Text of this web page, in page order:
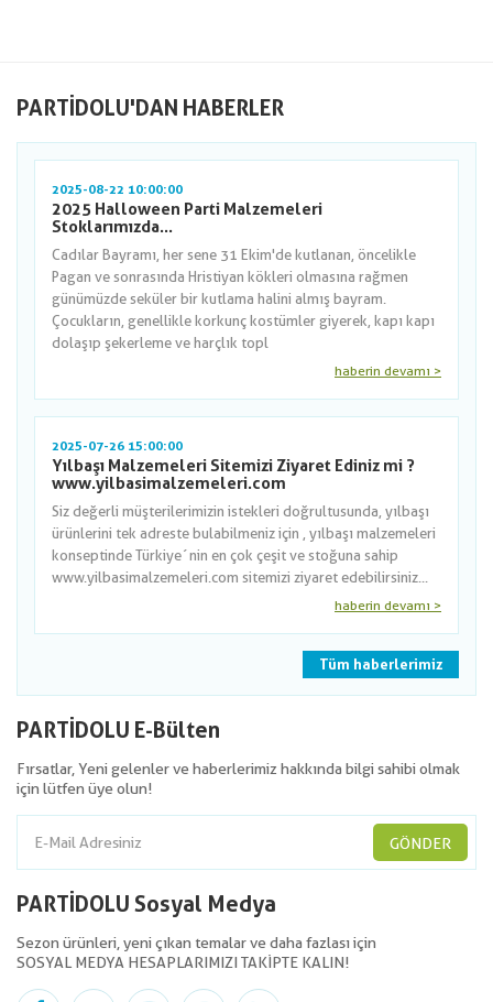
PARTIDOLU'DAN HABERLER
2025-08-22 10:00:00
2025 Halloween Parti Malzemeleri
Stoklarımızda...
Cadılar Bayramı, her sene 31 Ekim'de kutlanan, öncelikle
Pagan ve sonrasında Hristiyan kökleri olmasına rağmen
günümüzde seküler bir kutlama halini almış bayram.
Çocukların, genellikle korkunç kostümler giyerek, kapı kapı
dolaşıp şekerleme ve harçlık topl
haberin devamı >
2025-07-26 15:00:00
Yılbaşı Malzemeleri Sitemizi Ziyaret Ediniz mi ?
www.yilbasimalzemeleri.com
Siz değerli müşterilerimizin istekleri doğrultusunda, yılbaşı
ürünlerini tek adreste bulabilmeniz için , yılbaşı malzemeleri
konseptinde Türkiye´nin en çok çeşit ve stoğuna sahip
www.yilbasimalzemeleri.com sitemizi ziyaret edebilirsiniz...
haberin devamı >
Tüm haberlerimiz
PARTİDOLU E-Bülten
Fırsatlar, Yeni gelenler ve haberlerimiz hakkında bilgi sahibi olmak
için lütfen üye olun!
GÖNDER
PARTİDOLU Sosyal Medya
Sezon ürünleri, yeni çıkan temalar ve daha fazlası için
SOSYAL MEDYA HESAPLARIMIZI TAKİPTE KALIN!